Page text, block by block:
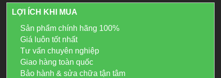
LỢI ÍCH KHI MUA
Sản phẩm chính hãng 100%
Giá luôn tốt nhất
Tư vấn chuyên nghiệp
Giao hàng toàn quốc
Bảo hành & sửa chữa tận tâm